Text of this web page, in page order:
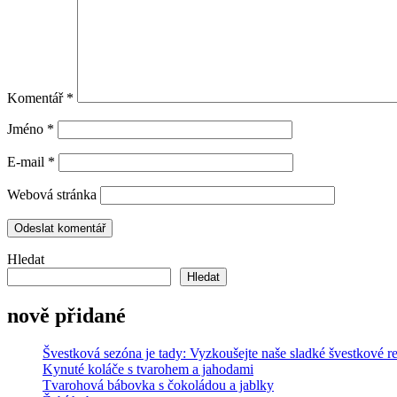
Komentář *
Jméno *
E-mail *
Webová stránka
Hledat
Hledat
nově přidané
Švestková sezóna je tady: Vyzkoušejte naše sladké švestkové
Kynuté koláče s tvarohem a jahodami
Tvarohová bábovka s čokoládou a jablky